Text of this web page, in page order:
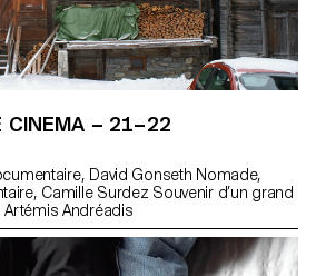
CINEMA – 21–22
David Gonseth Nomade,
Camille Surdez Souvenir d’un grand
Andréadis